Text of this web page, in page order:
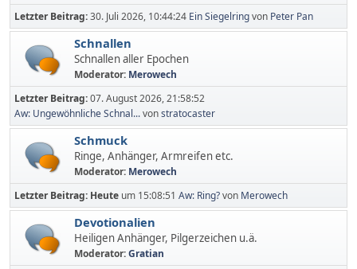
Letzter Beitrag:30. Juli 2026, 10:44:24 Ein Siegelringvon Peter Pan
Schnallen
Schnallen aller Epochen
Moderator: Merowech
Letzter Beitrag:07. August 2026, 21:58:52
Aw: Ungewöhnliche Schnal...vonstratocaster
Schmuck
Ringe, Anhänger, Armreifen etc.
Moderator: Merowech
Letzter Beitrag: Heute um 15:08:51 Aw: Ring?von Merowech
Devotionalien
Heiligen Anhänger, Pilgerzeichen u.ä.
Moderator:Gratian